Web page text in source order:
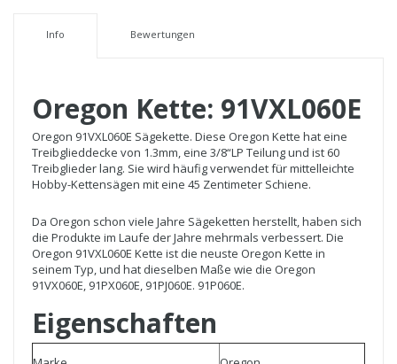
Info Bewertungen
Oregon Kette: 91VXL060E
Oregon 91VXL060E Sägekette. Diese Oregon Kette hat eine
Treibglieddecke von 1.3mm, eine 3/8“LP Teilung und ist 60
Treibglieder lang. Sie wird häufig verwendet für mittelleichte
Hobby-Kettensägen mit eine 45 Zentimeter Schiene.
Da Oregon schon viele Jahre Sägeketten herstellt, haben sich
die Produkte im Laufe der Jahre mehrmals verbessert. Die
Oregon 91VXL060E Kette ist die neuste Oregon Kette in
seinem Typ, und hat dieselben Maße wie die Oregon
91VX060E, 91PX060E, 91PJ060E. 91P060E.
Eigenschaften